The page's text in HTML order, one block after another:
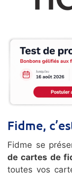
Fidme,
Fidme se
de cartes de
toutes vos